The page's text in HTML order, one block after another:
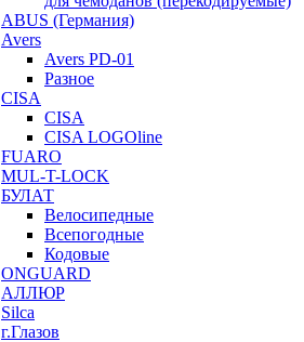
ABUS (Германия)
Avers
Avers PD-01
Разное
CISA
CISA
CISA LOGOline
FUARO
MUL-T-LOCK
БУЛАТ
Велосипедные
Всепогодные
Кодовые
ONGUARD
АЛЛЮР
Silca
г.Глазов